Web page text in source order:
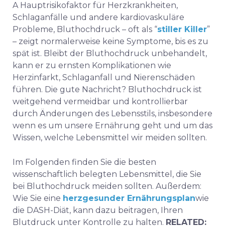
A Hauptrisikofaktor für Herzkrankheiten,
Schlaganfälle und andere kardiovaskuläre
Probleme, Bluthochdruck – oft als “stiller Killer”
– zeigt normalerweise keine Symptome, bis es zu
spät ist. Bleibt der Bluthochdruck unbehandelt,
kann er zu ernsten Komplikationen wie
Herzinfarkt, Schlaganfall und Nierenschäden
führen. Die gute Nachricht? Bluthochdruck ist
weitgehend vermeidbar und kontrollierbar
durch Änderungen des Lebensstils, insbesondere
wenn es um unsere Ernährung geht und um das
Wissen, welche Lebensmittel wir meiden sollten.
Im Folgenden finden Sie die besten
wissenschaftlich belegten Lebensmittel, die Sie
bei Bluthochdruck meiden sollten. Außerdem:
Wie Sie eine herzgesunder Ernährungsplanwie
die DASH-Diät, kann dazu beitragen, Ihren
Blutdruck unter Kontrolle zu halten. RELATED: